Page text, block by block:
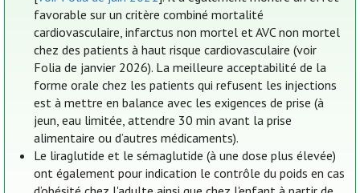
favorable sur un critère combiné mortalité
cardiovasculaire, infarctus non mortel et AVC non mortel
chez des patients à haut risque cardiovasculaire (voir
Folia de janvier 2026). La meilleure acceptabilité de la
forme orale chez les patients qui refusent les injections
est à mettre en balance avec les exigences de prise (à
jeun, eau limitée, attendre 30 min avant la prise
alimentaire ou d’autres médicaments).
Le liraglutide et le sémaglutide (à une dose plus élevée)
ont également pour indication le contrôle du poids en cas